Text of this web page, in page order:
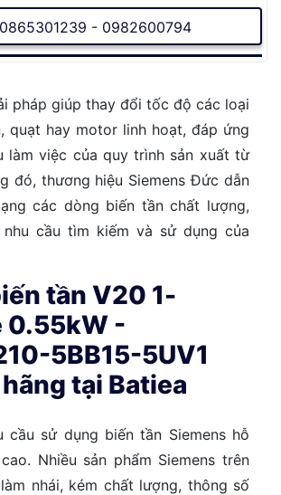
0865301239 - 0982600794
pháp giúp thay đổi tốc độ các loại
quạt hay motor linh hoạt, đáp ứng
làm việc của quy trình sản xuất từ
đó, thương hiệu Siemens Đức dẫn
các dòng biến tần chất lượng,
cầu tìm kiếm và sử dụng của
tần V20 1-
0.55kW -
5BB15-5UV1
tại Batiea
cầu sử dụng biến tần Siemens hỗ
Nhiều sản phẩm Siemens trên
nhái, kém chất lượng, thông số